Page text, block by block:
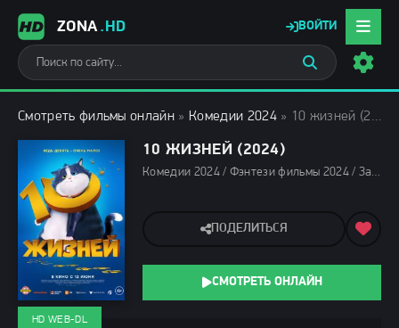
ZONA.HD ВОЙТИ
Смотреть фильмы онлайн » Комедии 2024» 10 жизней (2024)
10 ЖИЗНЕЙ (2024)
Комедии 2024 / Фэнтези фильмы 2024 / Зарубежные фильмы 2024 / Мультфильмы 2024 / Новинки кино 2024 / Последние фильмы 2024 / Фильмы весны 2024 / Фильмы 2024 / Популярные фильмы / Смотреть фильмы онлайн
HD WEB-DL
ПОДЕЛИТЬСЯ
СМОТРЕТЬ ОНЛАЙН